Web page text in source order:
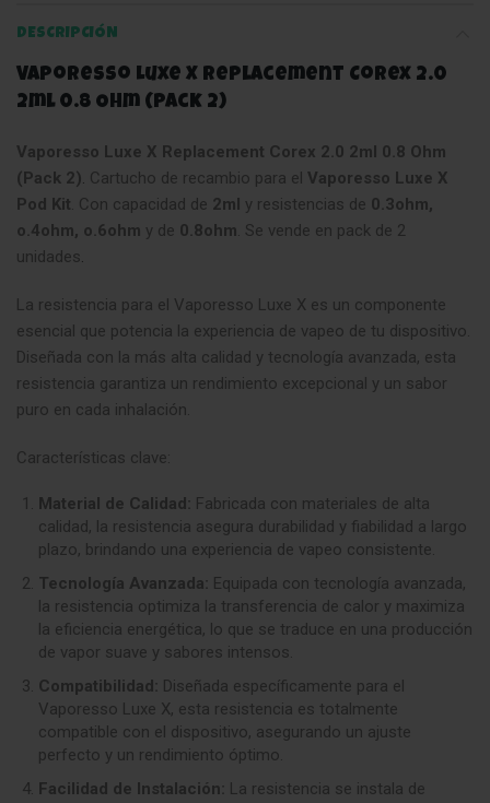
DESCRIPCIÓN
Vaporesso Luxe X Replacement Corex 2.0
2ml 0.8 Ohm (Pack 2)
Vaporesso Luxe X Replacement Corex 2.0 2ml 0.8 Ohm
(Pack 2). Cartucho de recambio para el Vaporesso Luxe X
Pod Kit. Con capacidad de 2ml y resistencias de 0.3ohm,
o.4ohm, o.6ohm y de 0.8ohm. Se vende en pack de 2
unidades.
La resistencia para el Vaporesso Luxe X es un componente
esencial que potencia la experiencia de vapeo de tu dispositivo.
Diseñada con la más alta calidad y tecnología avanzada, esta
resistencia garantiza un rendimiento excepcional y un sabor
puro en cada inhalación.
Características clave:
Material de Calidad: Fabricada con materiales de alta
calidad, la resistencia asegura durabilidad y fiabilidad a largo
plazo, brindando una experiencia de vapeo consistente.
Tecnología Avanzada: Equipada con tecnología avanzada,
la resistencia optimiza la transferencia de calor y maximiza
la eficiencia energética, lo que se traduce en una producción
de vapor suave y sabores intensos.
Compatibilidad: Diseñada específicamente para el
Vaporesso Luxe X, esta resistencia es totalmente
compatible con el dispositivo, asegurando un ajuste
perfecto y un rendimiento óptimo.
Facilidad de Instalación: La resistencia se instala de